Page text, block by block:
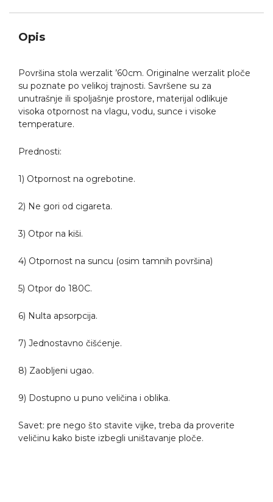
Opis
Površina stola werzalit ’60cm. Originalne werzalit ploče
su poznate po velikoj trajnosti. Savršene su za
unutrašnje ili spoljašnje prostore, materijal odlikuje
visoka otpornost na vlagu, vodu, sunce i visoke
temperature.
Prednosti:
1) Otpornost na ogrebotine.
2) Ne gori od cigareta.
3) Otpor na kiši.
4) Otpornost na suncu (osim tamnih površina)
5) Otpor do 180C.
6) Nulta apsorpcija.
7) Jednostavno čišćenje.
8) Zaobljeni ugao.
9) Dostupno u puno veličina i oblika.
Savet: pre nego što stavite vijke, treba da proverite
veličinu kako biste izbegli uništavanje ploče.